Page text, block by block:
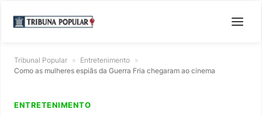
Tribunal Popular » Entretenimento »
Como as mulheres espiãs da Guerra Fria chegaram ao cinema
ENTRETENIMENTO